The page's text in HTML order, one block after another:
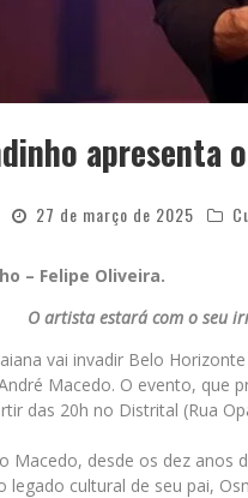
apresenta
27 de março de 2025
– Felipe Oliveira.
O artista estará com o seu
vai invadir Belo
Macedo. O evento, que
das 20h no Distrital (Rua
Macedo, desde os dez anos
legado cultural de seu pai,